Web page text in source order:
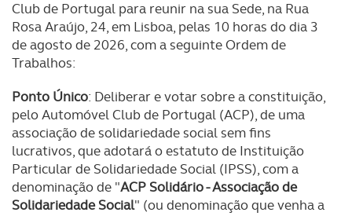
Club de Portugal para reunir na sua Sede, na Rua
Rosa Araújo, 24, em Lisboa, pelas 10 horas do dia 3
de agosto de 2026, com a seguinte Ordem de
Trabalhos:
Ponto Único: Deliberar e votar sobre a constituição,
pelo Automóvel Club de Portugal (ACP), de uma
associação de solidariedade social sem fins
lucrativos, que adotará o estatuto de Instituição
Particular de Solidariedade Social (IPSS), com a
denominação de "ACP Solidário - Associação de
Solidariedade Social" (ou denominação que venha a